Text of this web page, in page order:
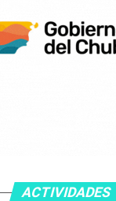
ACTIVIDADES